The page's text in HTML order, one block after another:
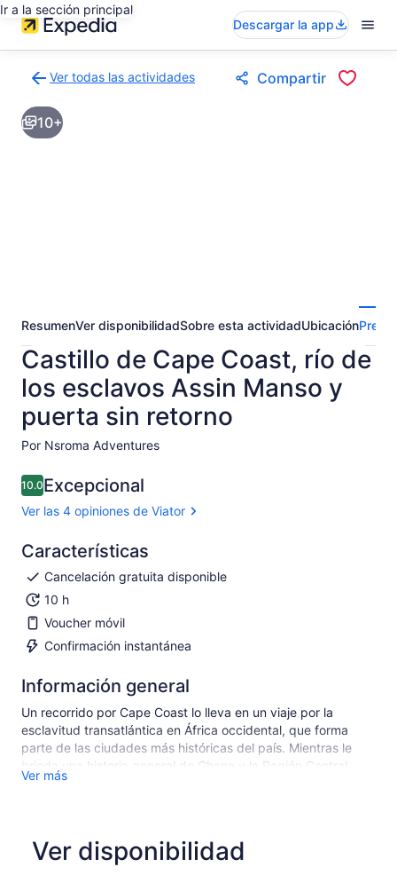
Ir a la sección principal
Descargar la app
Ver todas las actividades
a
la
página
Compartir
10+
ResumenVer disponibilidadSobre esta actividadUbicación
Castillo de Cape Coast, río de
los esclavos Assin Manso y
puerta sin retorno
Por Nsroma Adventures
10.010.0 de 10
Excepcional
Ver las 4 opiniones de Viator
Características
Cancelación gratuita disponible
10 h
Voucher móvil
Confirmación instantánea
Información general
Un recorrido por Cape Coast lo lleva en un viaje por la
esclavitud transatlántica en África occidental, que forma
parte de las ciudades más históricas del país. Mientras le
brinda una historia general de Ghana y la Región Central,
que se compone principalmente de “Fantses”, nuestro guía
cultura pura de la comunidad pesquera de la Costa Central.
Ver más
Ver disponibilidad